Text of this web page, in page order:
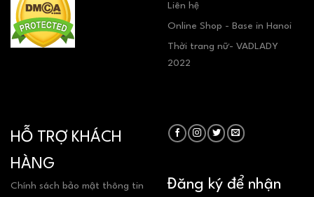
Liên hệ
Online Shop - Base in Hanoi
Thời trang nữ- VADLADY
2022
HỖ TRỢ KHÁCH
HÀNG
Chính sách bảo mật thông tin
Đăng ký để nhận